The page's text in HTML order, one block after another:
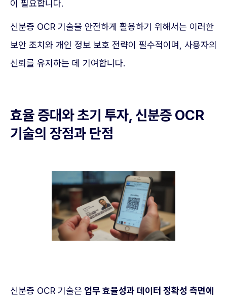
이 필요합니다.
신분증 OCR 기술을 안전하게 활용하기 위해서는 이러한
보안 조치와 개인 정보 보호 전략이 필수적이며, 사용자의
신뢰를 유지하는 데 기여합니다.
효율 증대와 초기 투자, 신분증 OCR
기술의 장점과 단점
신분증 OCR 기술은 업무 효율성과 데이터 정확성 측면에